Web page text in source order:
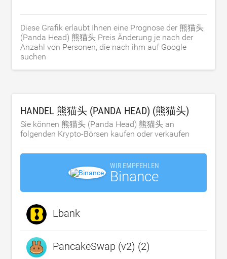
Diese Grafik erlaubt Ihnen eine Prognose der 熊猫头
(Panda Head) 熊猫头 Preis Änderung je nach der
Anzahl von Personen, die nach ihm auf Google
suchen
HANDEL 熊猫头 (PANDA HEAD) (熊猫头)
Sie können 熊猫头 (Panda Head) 熊猫头 an
folgenden Krypto-Börsen kaufen oder verkaufen
WIR EMPFEHLEN
Binance
Lbank
PancakeSwap (v2) (2)